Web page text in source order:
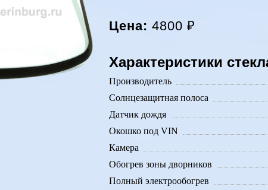
Цена: 4800 ₽
Характеристики
Производитель
Солнцезащитная полоса
Датчик дождя
Окошко под VIN
Камера
Обогрев зоны дворников
Полный электрообогрев